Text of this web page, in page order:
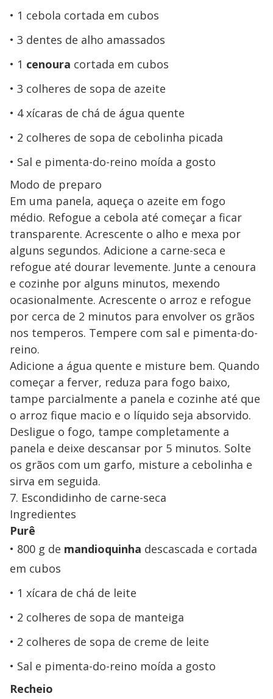
1 cebola cortada em cubos
3 dentes de alho amassados
1 cenoura cortada em cubos
3 colheres de sopa de azeite
4 xícaras de chá de água quente
2 colheres de sopa de cebolinha picada
Sal e pimenta-do-reino moída a gosto
Modo de preparo
Em uma panela, aqueça o azeite em fogo
médio. Refogue a cebola até começar a ficar
transparente. Acrescente o alho e mexa por
alguns segundos. Adicione a carne-seca e
refogue até dourar levemente. Junte a cenoura
e cozinhe por alguns minutos, mexendo
ocasionalmente. Acrescente o arroz e refogue
por cerca de 2 minutos para envolver os grãos
nos temperos. Tempere com sal e pimenta-do-
reino.
Adicione a água quente e misture bem. Quando
começar a ferver, reduza para fogo baixo,
tampe parcialmente a panela e cozinhe até que
o arroz fique macio e o líquido seja absorvido.
Desligue o fogo, tampe completamente a
panela e deixe descansar por 5 minutos. Solte
os grãos com um garfo, misture a cebolinha e
sirva em seguida.
7. Escondidinho de carne-seca
Ingredientes
Purê
800 g de mandioquinha descascada e cortada
em cubos
1 xícara de chá de leite
2 colheres de sopa de manteiga
2 colheres de sopa de creme de leite
Sal e pimenta-do-reino moída a gosto
Recheio